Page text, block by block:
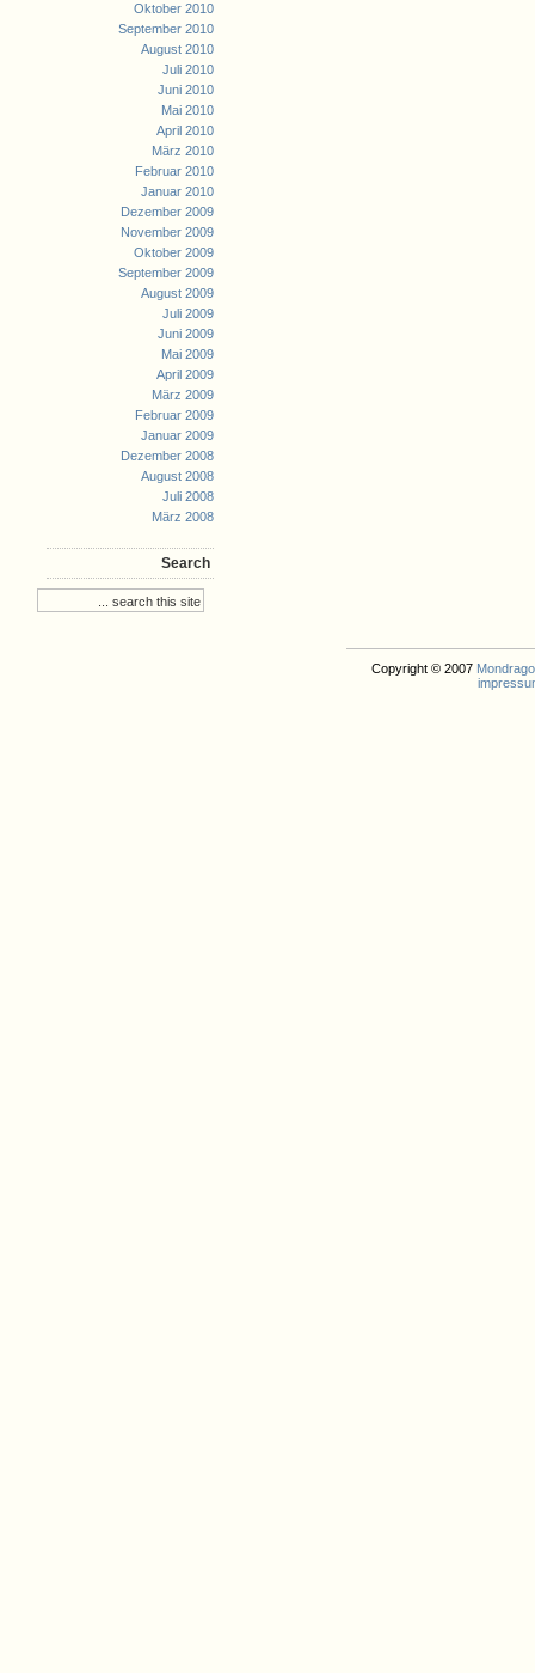
Oktober 2010
September 2010
August 2010
Juli 2010
Juni 2010
Mai 2010
April 2010
März 2010
Februar 2010
Januar 2010
Dezember 2009
November 2009
Oktober 2009
September 2009
August 2009
Juli 2009
Juni 2009
Mai 2009
April 2009
März 2009
Februar 2009
Januar 2009
Dezember 2008
August 2008
Juli 2008
März 2008
Search
Copyright © 2007